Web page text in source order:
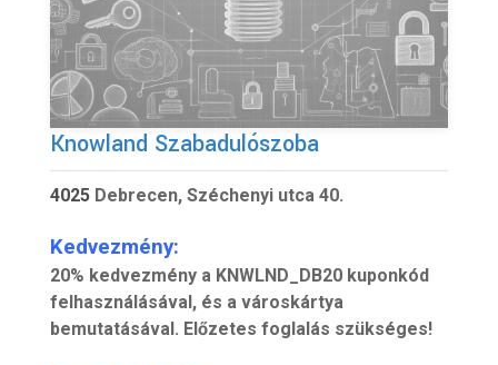
Knowland Szabadulószoba
4025 Debrecen, Széchenyi utca 40.
Kedvezmény:
20% kedvezmény a KNWLND_DB20 kuponkód
felhasználásával, és a városkártya
bemutatásával. Előzetes foglalás szükséges!